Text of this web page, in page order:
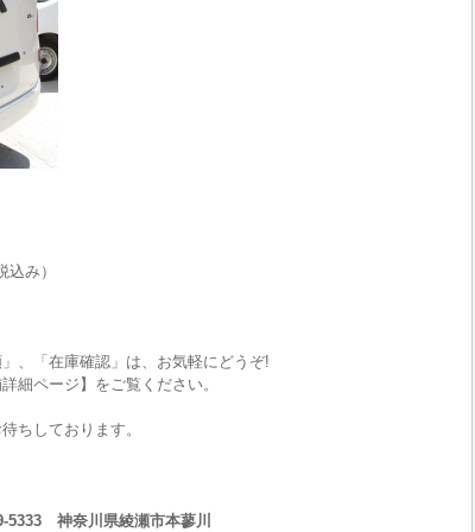
込み）
、「在庫確認」は、お気軽にどうぞ!
細ページ】をご覧ください。
ちしております。
神奈川県綾瀬市本蓼川